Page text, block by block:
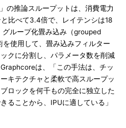
の推論スループットは、消費電力
比べて3.4倍で、レイテンシは18
ループ化畳み込み（grouped
使用して、畳み込みフィルター
クに分割し、パラメータ数を削減
は、「この手法は、チッ
キテクチャと柔軟で高スループッ
ロックを何千もの完全に独立した
ることから、IPUに適している」